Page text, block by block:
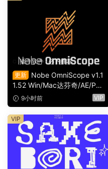
插件软件 ·必下推荐
更新
Nobe OmniScope v1.1
1.52 Win/Mac达芬奇/AE/PR/
OFX视频调色万能示波器插件
（9753）
9小时前 VIP
VIP